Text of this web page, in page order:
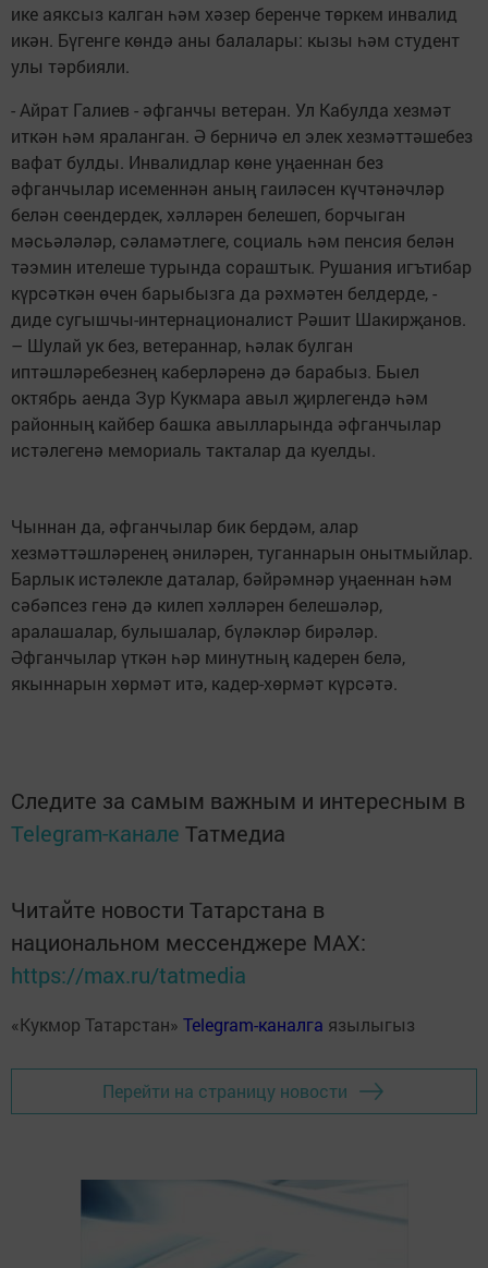
ике аяксыз калган һәм хәзер беренче төркем инвалид
икән. Бүгенге көндә аны балалары: кызы һәм студент
улы тәрбияли.
- Айрат Галиев - әфганчы ветеран. Ул Кабулда хезмәт
иткән һәм яраланган. Ә берничә ел элек хезмәттәшебез
вафат булды. Инвалидлар көне уңаеннан без
әфганчылар исеменнән аның гаиләсен күчтәнәчләр
белән сөендердек, хәлләрен белешеп, борчыган
мәсьәләләр, сәламәтлеге, социаль һәм пенсия белән
тәэмин ителеше турында сораштык. Рушания игътибар
күрсәткән өчен барыбызга да рәхмәтен белдерде, -
диде сугышчы-интернационалист Рәшит Шакирҗанов.
– Шулай ук без, ветераннар, һәлак булган
иптәшләребезнең каберләренә дә барабыз. Быел
октябрь аенда Зур Кукмара авыл җирлегендә һәм
районның кайбер башка авылларында әфганчылар
истәлегенә мемориаль такталар да куелды.
Чыннан да, әфганчылар бик бердәм, алар
хезмәттәшләренең әниләрен, туганнарын онытмыйлар.
Барлык истәлекле даталар, бәйрәмнәр уңаеннан һәм
сәбәпсез генә дә килеп хәлләрен белешәләр,
аралашалар, булышалар, бүләкләр бирәләр.
Әфганчылар үткән һәр минутның кадерен белә,
якыннарын хөрмәт итә, кадер-хөрмәт күрсәтә.
Следите за самым важным и интересным в
Telegram-канале Татмедиа
Читайте новости Татарстана в
национальном мессенджере MАХ:
https://max.ru/tatmedia
«Кукмор Татарстан» Telegram-каналга язылыгыз
Перейти на страницу новости